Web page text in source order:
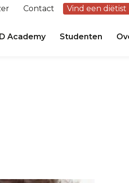
Contact Vind een diëtist
Academy Studenten